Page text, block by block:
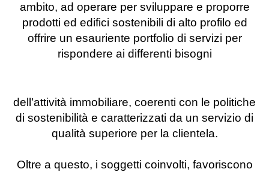
ambito, ad operare per sviluppare e proporre
prodotti ed edifici sostenibili di alto profilo ed
offrire un esauriente portfolio di servizi per
rispondere ai differenti bisogni
dell’attività immobiliare, coerenti con le politiche
di sostenibilità e caratterizzati da un servizio di
qualità superiore per la clientela.
Oltre a questo, i soggetti coinvolti, favoriscono